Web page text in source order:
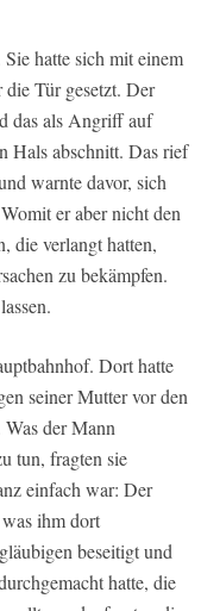
hatte sich mit einem
die Tür gesetzt. Der
das als Angriff auf
Hals abschnitt. Das rief
warnte davor, sich
er aber nicht den
die verlangt hatten,
zu bekämpfen.
Dort hatte
seiner Mutter vor den
der Mann
tun, fragten sie
einfach war: Der
ihm dort
beseitigt und
hatte, die